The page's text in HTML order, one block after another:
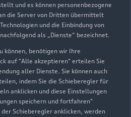
und es können personenbezogene
die Server von Dritten übermittelt
und die Einbindung von
als „Dienste“ bezeichnet.
können, benötigen wir Ihre
auf "Alle akzeptieren" erteilen Sie
aller Dienste. Sie können auch
indem Sie die Schieberegler für
anklicken und diese Einstellungen
speichern und fortfahren"
Schieberegler anklicken, werden